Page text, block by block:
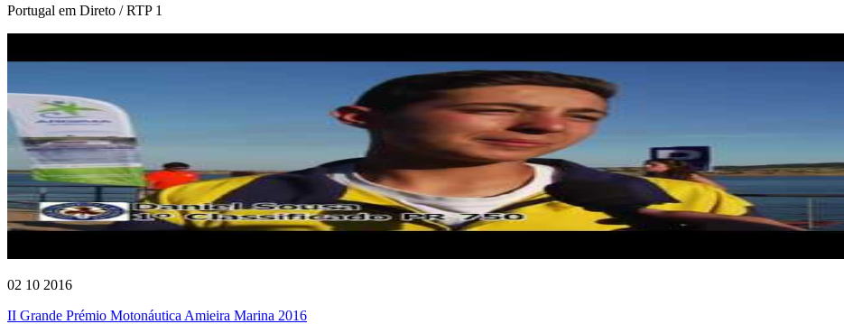
Portugal em Direto / RTP 1
02 10 2016
II Grande Prémio Motonáutica Amieira Marina 2016